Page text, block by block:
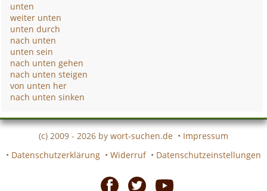
unten
weiter unten
unten durch
nach unten
unten sein
nach unten gehen
nach unten steigen
von unten her
nach unten sinken
(c) 2009 - 2026 by wort-suchen.de • Impressum
• Datenschutzerklärung • Widerruf • Datenschutzeinstellungen